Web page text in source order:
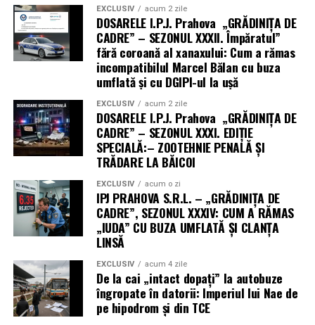
EXCLUSIV acum 2 zile
DOSARELE I.P.J. Prahova „GRĂDINIȚA DE
CADRE” – SEZONUL XXXII. Împăratul”
fără coroană al xanaxului: Cum a rămas
incompatibilul Marcel Bălan cu buza
umflată și cu DGIPI-ul la ușă
EXCLUSIV acum 2 zile
DOSARELE I.P.J. Prahova „GRĂDINIȚA DE
CADRE” – SEZONUL XXXI. EDIȚIE
SPECIALĂ:– ZOOTEHNIE PENALĂ ȘI
TRĂDARE LA BĂICOI
EXCLUSIV acum o zi
IPJ PRAHOVA S.R.L. – „GRĂDINIȚA DE
CADRE”, SEZONUL XXXIV: CUM A RĂMAS
„IUDA” CU BUZA UMFLATĂ ȘI CLANȚA
LINSĂ
EXCLUSIV acum 4 zile
De la cai „intact dopați” la autobuze
îngropate în datorii: Imperiul lui Nae de
pe hipodrom și din TCE